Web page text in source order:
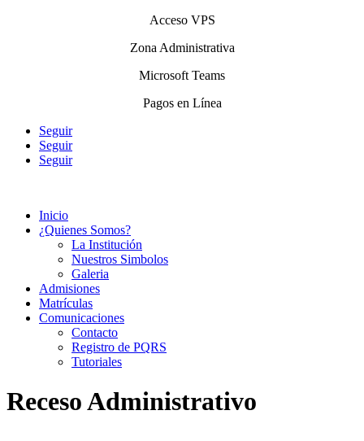
Acceso VPS
Zona Administrativa
Microsoft Teams
Pagos en Línea
Seguir
Seguir
Seguir
Inicio
¿Quienes Somos?
La Institución
Nuestros Simbolos
Galeria
Admisiones
Matrículas
Comunicaciones
Contacto
Registro de PQRS
Tutoriales
Receso Administrativo